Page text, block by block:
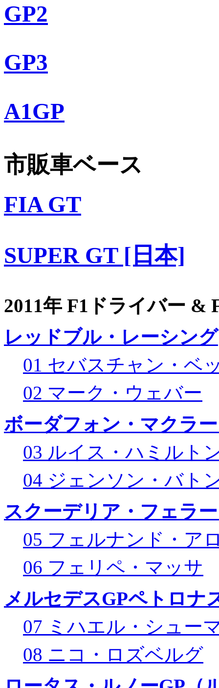
GP2
GP3
A1GP
市販車ベース
FIA GT
SUPER GT [日本]
2011年 F1ドライバー &
レッドブル・レーシング
01 セバスチャン・ベ
02 マーク・ウェバー
ボーダフォン・マクラ
03 ルイス・ハミルト
04 ジェンソン・バト
スクーデリア・フェラ
05 フェルナンド・ア
06 フェリペ・マッサ
メルセデスGPペトロナ
07 ミハエル・シュー
08 ニコ・ロズベルグ